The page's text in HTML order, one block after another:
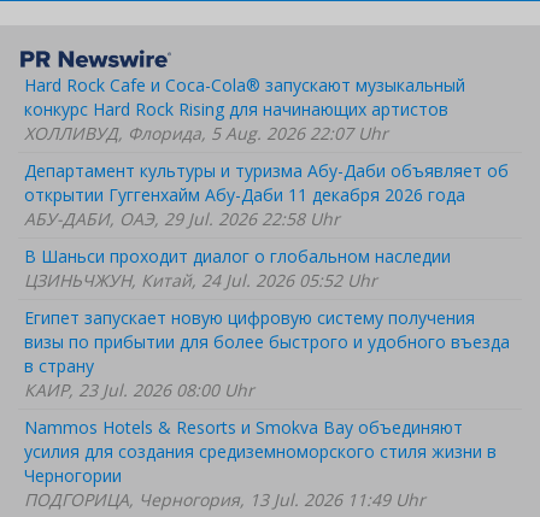
Hard Rock Cafe и Coca-Cola® запускают музыкальный
конкурс Hard Rock Rising для начинающих артистов
ХОЛЛИВУД, Флорида, 5 Aug. 2026 22:07 Uhr
Департамент культуры и туризма Абу-Даби объявляет об
открытии Гуггенхайм Абу-Даби 11 декабря 2026 года
АБУ-ДАБИ, ОАЭ, 29 Jul. 2026 22:58 Uhr
В Шаньси проходит диалог о глобальном наследии
ЦЗИНЬЧЖУН, Китай, 24 Jul. 2026 05:52 Uhr
Египет запускает новую цифровую систему получения
визы по прибытии для более быстрого и удобного въезда
в страну
КАИР, 23 Jul. 2026 08:00 Uhr
Nammos Hotels & Resorts и Smokva Bay объединяют
усилия для создания средиземноморского стиля жизни в
Черногории
ПОДГОРИЦА, Черногория, 13 Jul. 2026 11:49 Uhr